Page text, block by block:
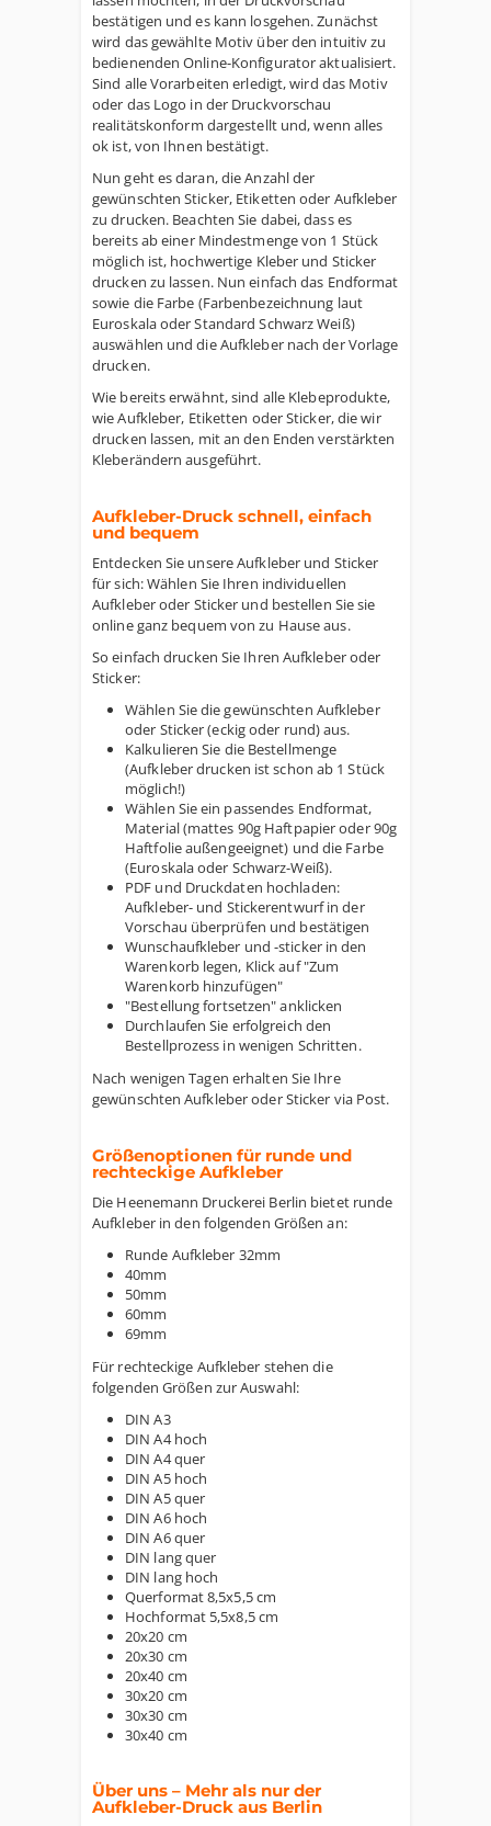
bestätigen und es kann losgehen. Zunächst
wird das gewählte Motiv über den intuitiv zu
bedienenden Online-Konfigurator aktualisiert.
Sind alle Vorarbeiten erledigt, wird das Motiv
oder das Logo in der Druckvorschau
realitätskonform dargestellt und, wenn alles
ok ist, von Ihnen bestätigt.
Nun geht es daran, die Anzahl der
gewünschten Sticker, Etiketten oder Aufkleber
zu drucken. Beachten Sie dabei, dass es
bereits ab einer Mindestmenge von 1 Stück
möglich ist, hochwertige Kleber und Sticker
drucken zu lassen. Nun einfach das Endformat
sowie die Farbe (Farbenbezeichnung laut
Euroskala oder Standard Schwarz Weiß)
auswählen und die Aufkleber nach der Vorlage
drucken.
Wie bereits erwähnt, sind alle Klebeprodukte,
wie Aufkleber, Etiketten oder Sticker, die wir
drucken lassen, mit an den Enden verstärkten
Kleberändern ausgeführt.
Aufkleber-Druck schnell, einfach
und bequem
Entdecken Sie unsere Aufkleber und Sticker
für sich: Wählen Sie Ihren individuellen
Aufkleber oder Sticker und bestellen Sie sie
online ganz bequem von zu Hause aus.
So einfach drucken Sie Ihren Aufkleber oder
Sticker:
Wählen Sie die gewünschten Aufkleber
oder Sticker (eckig oder rund) aus.
Kalkulieren Sie die Bestellmenge
(Aufkleber drucken ist schon ab 1 Stück
möglich!)
Wählen Sie ein passendes Endformat,
Material (mattes 90g Haftpapier oder 90g
Haftfolie außengeeignet) und die Farbe
(Euroskala oder Schwarz-Weiß).
PDF und Druckdaten hochladen:
Aufkleber- und Stickerentwurf in der
Vorschau überprüfen und bestätigen
Wunschaufkleber und -sticker in den
Warenkorb legen, Klick auf "Zum
Warenkorb hinzufügen"
"Bestellung fortsetzen" anklicken
Durchlaufen Sie erfolgreich den
Bestellprozess in wenigen Schritten.
Nach wenigen Tagen erhalten Sie Ihre
gewünschten Aufkleber oder Sticker via Post.
Größenoptionen für runde und
rechteckige Aufkleber
Die Heenemann Druckerei Berlin bietet runde
Aufkleber in den folgenden Größen an:
Runde Aufkleber 32mm
40mm
50mm
60mm
69mm
Für rechteckige Aufkleber stehen die
folgenden Größen zur Auswahl:
DIN A3
DIN A4 hoch
DIN A4 quer
DIN A5 hoch
DIN A5 quer
DIN A6 hoch
DIN A6 quer
DIN lang quer
DIN lang hoch
Querformat 8,5x5,5 cm
Hochformat 5,5x8,5 cm
20x20 cm
20x30 cm
20x40 cm
30x20 cm
30x30 cm
30x40 cm
Über uns – Mehr als nur der
Aufkleber-Druck aus Berlin